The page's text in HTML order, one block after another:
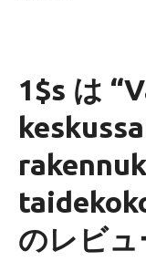
1$s は “
のレビュ